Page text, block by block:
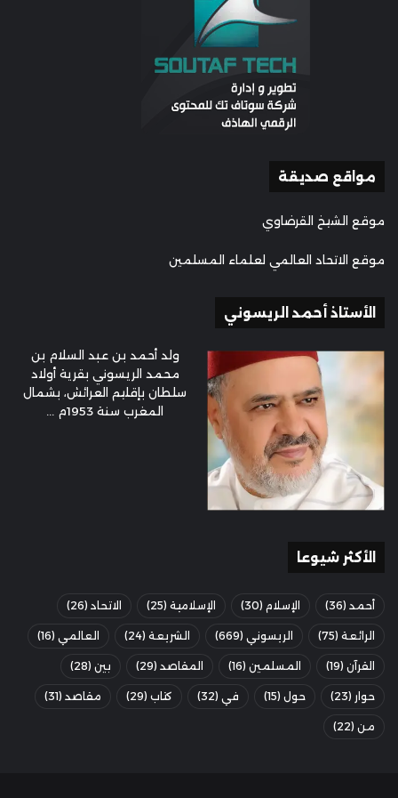
مواقع صديقة
موقع الشيخ القرضاوي
موقع الاتحاد العالمي لعلماء المسلمين
الأستاذ أحمد الريسوني
ولد أحمد بن عبد السلام بن
محمد الريسوني بقرية أولاد
سلطان بإقليم العرائش، بشمال
المغرب سنة 1953م ...
الأكثر شيوعا
أحمد (36) الإسلام (30) الإسلامية (25) الاتحاد (26)
الرائعة (75) الريسوني (669) الشريعة (24) العالمي (16)
القرآن (19) المسلمين (16) المقاصد (29) بين (28)
حوار (23) حول (15) في (32) كتاب (29) مقاصد (31)
من (22)